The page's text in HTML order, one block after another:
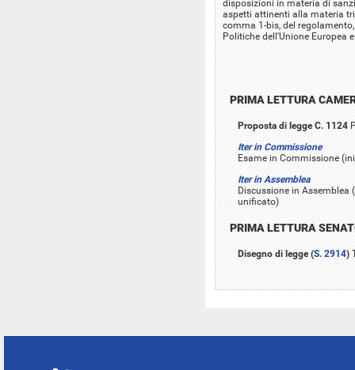
disposizioni in materia di
aspetti attinenti alla materia
comma 1-bis, del
Politiche dell'Unione Europea
PRIMA LETTURA
Proposta di legge C. 1124
Iter in Commissione
Esame in Commissione
Iter in Assemblea
Discussione in
unificato)
PRIMA LETTURA
Disegno di legge (S. 2914)